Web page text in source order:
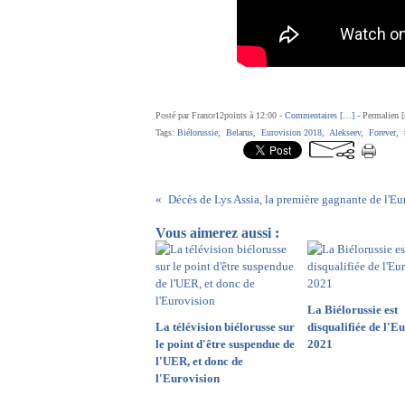
Posté par France12points à 12:00 - Commentaires [ ] - Permalien [
Tags: Biélorussie Belarus Eurovision 2018 Alekseev, Forever,
Vous aimerez aussi :
La télévision biélorusse sur
le point d'être suspendue de
l'UER, et donc de
l'Eurovision
La Biélorussie est
disqualifiée de
2021